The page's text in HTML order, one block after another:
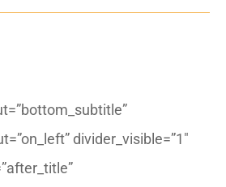
divider_visible=”1″